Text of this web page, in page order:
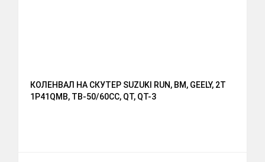
КОЛЕНВАЛ НА СКУТЕР SUZUKI RUN, BM, GEELY, 2T
1P41QMB, ТВ-50/60СС, QT, QT-3